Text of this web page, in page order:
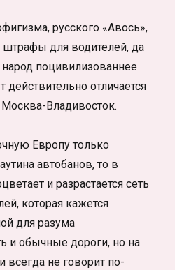
русского «Авось»,
для водителей, да
поцивилизованнее
действительно отличается
Владивосток.
Европу только
автобанов, то в
и разрастается сеть
которая кажется
для разума
и обычные дороги, но на
всегда не говорит по-